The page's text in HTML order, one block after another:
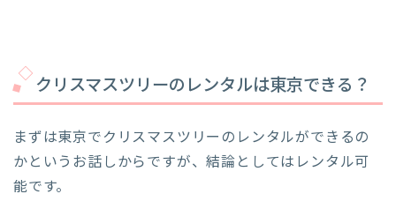
クリスマスツリーのレンタルは東京できる？
まずは東京でクリスマスツリーのレンタルができるの
かというお話しからですが、結論としてはレンタル可
能です。